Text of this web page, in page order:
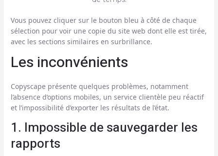
Vous pouvez cliquer sur le bouton bleu à côté de chaque
sélection pour voir une copie du site web dont elle est tirée,
avec les sections similaires en surbrillance.
Les inconvénients
Copyscape présente quelques problèmes, notamment
l’absence d’options mobiles, un service clientèle peu réactif
et l’impossibilité d’exporter les résultats de l’état.
1. Impossible de sauvegarder les
rapports